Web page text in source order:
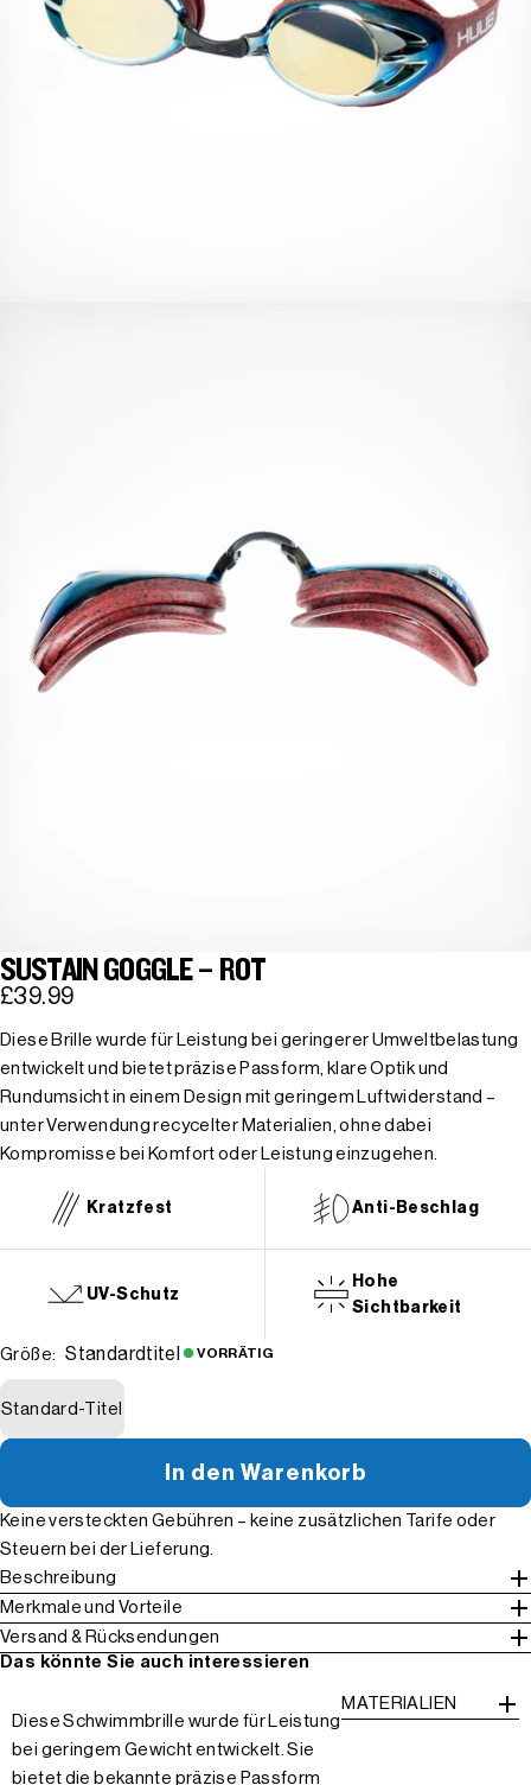
SUSTAIN GOGGLE – ROT
£39.99
Diese Brille wurde für Leistung bei geringerer Umweltbelastung
entwickelt und bietet präzise Passform, klare Optik und
Rundumsicht in einem Design mit geringem Luftwiderstand –
unter Verwendung recycelter Materialien, ohne dabei
Kompromisse bei Komfort oder Leistung einzugehen.
Kratzfest Anti-Beschlag
UV-Schutz
Hohe
Sichtbarkeit
Größe: Standardtitel VORRÄTIG
Standard-Titel
In den Warenkorb
Keine versteckten Gebühren – keine zusätzlichen Tarife oder
Steuern bei der Lieferung.
Beschreibung
Merkmale und Vorteile
Versand & Rücksendungen
Das könnte Sie auch interessieren
Diese Schwimmbrille wurde für Leistung
bei geringem Gewicht entwickelt. Sie
bietet die bekannte präzise Passform
MATERIALIEN